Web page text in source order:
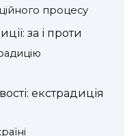
процесу
за і проти
екстрадиція